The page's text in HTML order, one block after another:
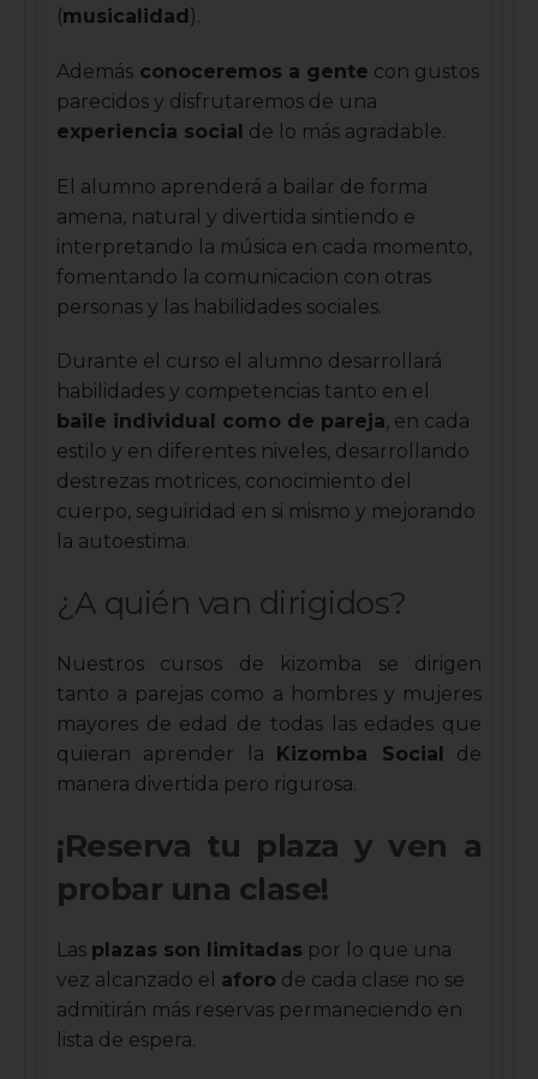
(musicalidad).
Además conoceremos a gente con gustos
parecidos y disfrutaremos de una
experiencia social de lo más agradable.
El alumno aprenderá a bailar de forma
amena, natural y divertida sintiendo e
interpretando la música en cada momento,
fomentando la comunicacion con otras
personas y las habilidades sociales.
Durante el curso el alumno desarrollará
habilidades y competencias tanto en el
baile individual como de pareja, en cada
estilo y en diferentes niveles, desarrollando
destrezas motrices, conocimiento del
cuerpo, seguiridad en si mismo y mejorando
la autoestima.
¿A quién van dirigidos?
Nuestros cursos de kizomba se dirigen
tanto a parejas como a hombres y mujeres
mayores de edad de todas las edades que
quieran aprender la
Kizomba Social
de
manera divertida pero rigurosa.
¡Reserva tu plaza y ven a
probar una clase!
Las plazas son limitadas por lo que una
vez alcanzado el aforo de cada clase no se
admitirán más reservas permaneciendo en
lista de espera.